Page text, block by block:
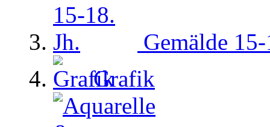
Gemälde
Grafik